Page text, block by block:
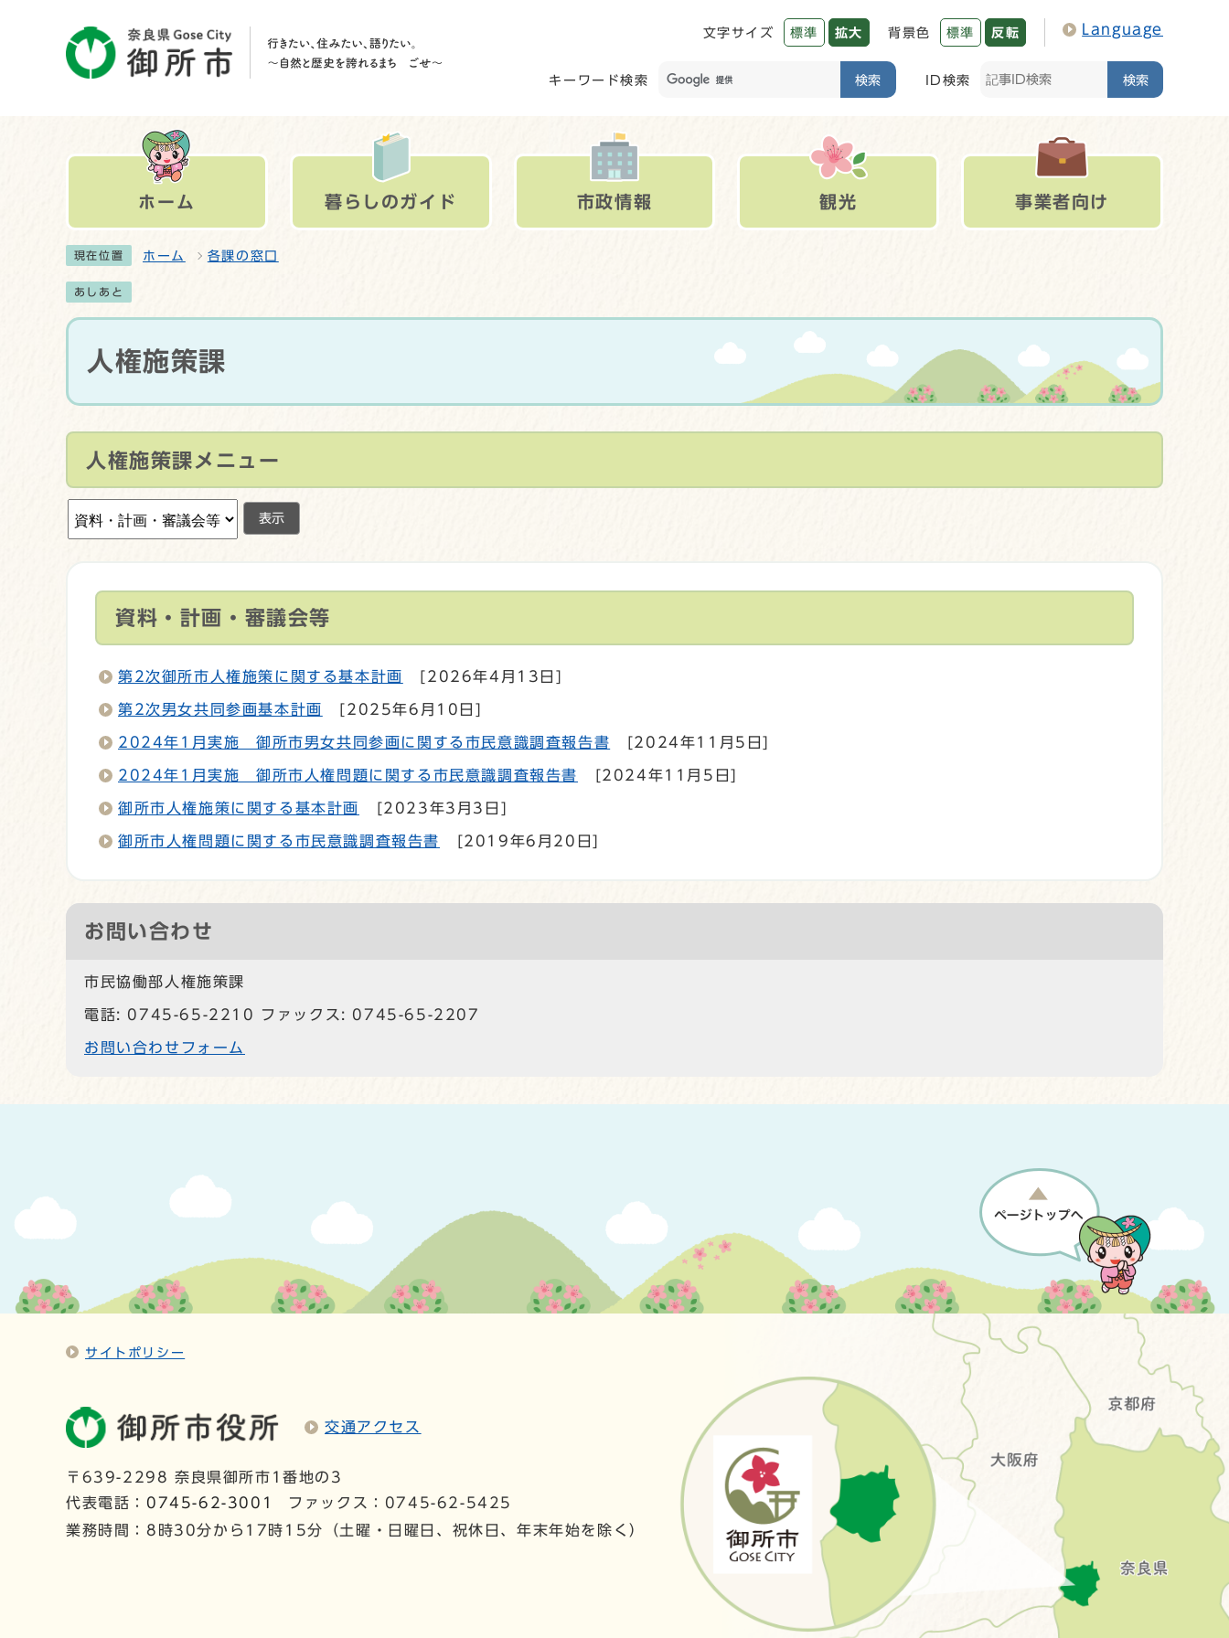
文字サイズ 標準 拡大 背景色 標準 反転 Language
キーワード検索 検索 ID検索 検索
ホーム 暮らしのガイド 市政情報 観光 事業者向け
現在位置 ホーム 各課の窓口
あしあと
人権施策課
人権施策課メニュー
表示
資料・計画・審議会等
第2次御所市人権施策に関する基本計画 [2026年4月13日]
第2次男女共同参画基本計画 [2025年6月10日]
2024年1月実施 御所市男女共同参画に関する市民意識調査報告書 [2024年11月5日]
2024年1月実施 御所市人権問題に関する市民意識調査報告書 [2024年11月5日]
御所市人権施策に関する基本計画 [2023年3月3日]
御所市人権問題に関する市民意識調査報告書 [2019年6月20日]
お問い合わせ
市民協働部人権施策課
電話: 0745-65-2210 ファックス: 0745-65-2207
お問い合わせフォーム
サイトポリシー
交通アクセス
〒639-2298 奈良県御所市1番地の3
代表電話： 0745-62-3001
ファックス：0745-62-5425
業務時間：8時30分から17時15分（土曜・日曜日、祝休日、年末年始を除く）